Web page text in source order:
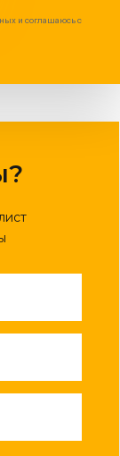
и соглашаюсь с